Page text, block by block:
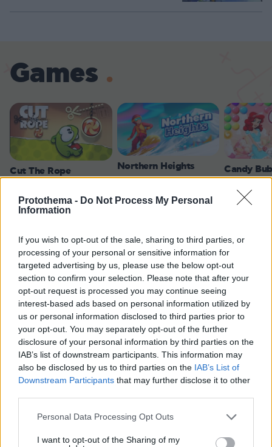
Protothema - Do Not Process My Personal
Information
If you wish to opt-out of the sale, sharing to third parties, or
processing of your personal or sensitive information for
targeted advertising by us, please use the below opt-out
section to confirm your selection. Please note that after your
opt-out request is processed you may continue seeing
interest-based ads based on personal information utilized by
us or personal information disclosed to third parties prior to
your opt-out. You may separately opt-out of the further
disclosure of your personal information by third parties on the
IAB’s list of downstream participants. This information may
also be disclosed by us to third parties on the IAB’s List of
Downstream Participants that may further disclose it to other
Please note that this website/app uses one or more Google
not limited to your visit or usage behaviour. You may click to
Personal Data Processing Opt Outs
I want to opt-out of the Sharing of my
Games
Cut The Rope Northern Heights Candy
ΔΕΙΤΕ ΟΛΑ ΤΑ GAMES
Best of Network